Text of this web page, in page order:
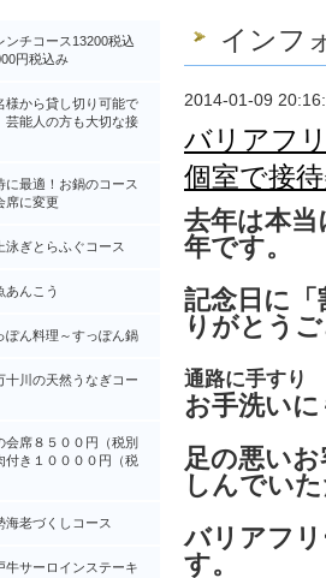
インフ
2014-01-09
バリアフ
個室で接
去年は本
年です。
記念日に
りがとう
通路に手すり
お手洗い
足の悪い
しんでい
バリアフ
す。
ンチコース13200税込
円税込み
様から貸し切り可能で
芸能人の方も大切な接
に最適！お鍋のコース
席に変更
泳ぎとらふぐコース
あんこう
ぽん料理～すっぽん鍋
十川の天然うなぎコー
会席８５００円（税別
付き１００００円（税
海老づくしコース
牛サーロインステーキ